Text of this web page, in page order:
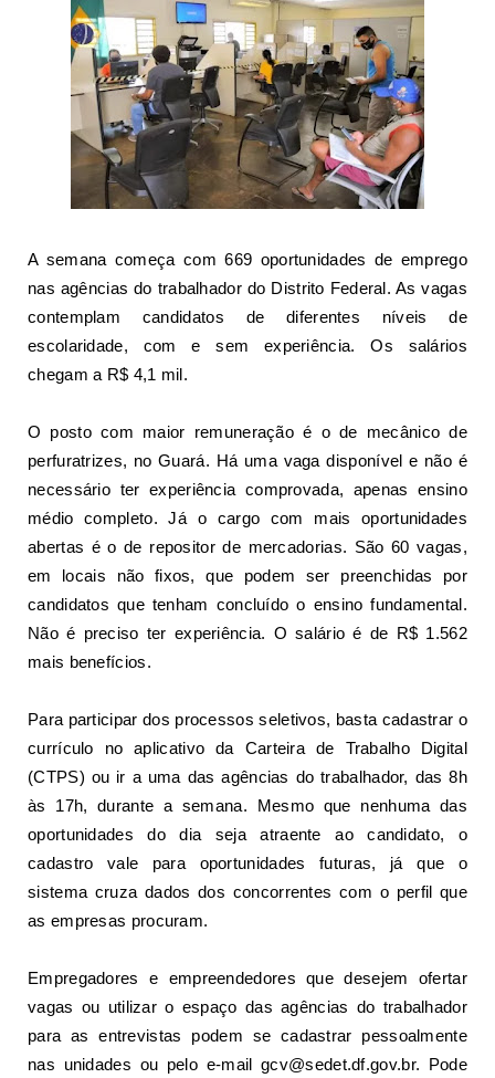
A semana começa com669 oportunidades de emprego
nas agências do trabalhador do Distrito Federal. As vagas
contemplam candidatos de diferentes níveis de
escolaridade, com e sem experiência. Os salários
chegam a R$ 4,1 mil.
O posto com maior remuneração é o de mecânico de
perfuratrizes, no Guará. Há uma vaga disponível e não é
necessário ter experiência comprovada, apenas ensino
médio completo. Já o cargo com mais oportunidades
abertas é o de repositor de mercadorias. São 60 vagas,
em locais não fixos, que podem ser preenchidas por
candidatos que tenham concluído o ensino fundamental.
Não é preciso ter experiência. O salário é de R$ 1.562
mais benefícios.
Para participar dos processos seletivos, basta cadastrar o
currículo no aplicativo da Carteira de Trabalho Digital
(CTPS) ou ir a uma das agências do trabalhador, das 8h
às 17h, durante a semana. Mesmo que nenhuma das
oportunidades do dia seja atraente ao candidato, o
cadastro vale para oportunidades futuras, já que o
sistema cruza dados dos concorrentes com o perfil que
as empresas procuram.
Empregadores e empreendedores que desejem ofertar
vagas ou utilizar o espaço das agências do trabalhador
para as entrevistas podem se cadastrar pessoalmente
nas unidades ou pelo e-mail gcv@sedet.df.gov.br. Pode